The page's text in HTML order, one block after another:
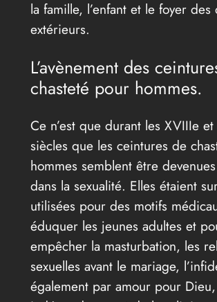
la famille, l’enfant et le foyer des
extérieurs.
L’avènement des
chasteté pour hommes.
Ce n’est que durant les XVIIIe et
siècles que les ceintures de
hommes semblent être
dans la sexualité. Elles étaient
utilisées pour des motifs
éduquer les jeunes adultes et
empêcher la masturbation, les
sexuelles avant le mariage,
également par amour pour Dieu,